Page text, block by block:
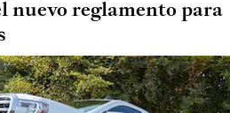
nuevo reglamento para